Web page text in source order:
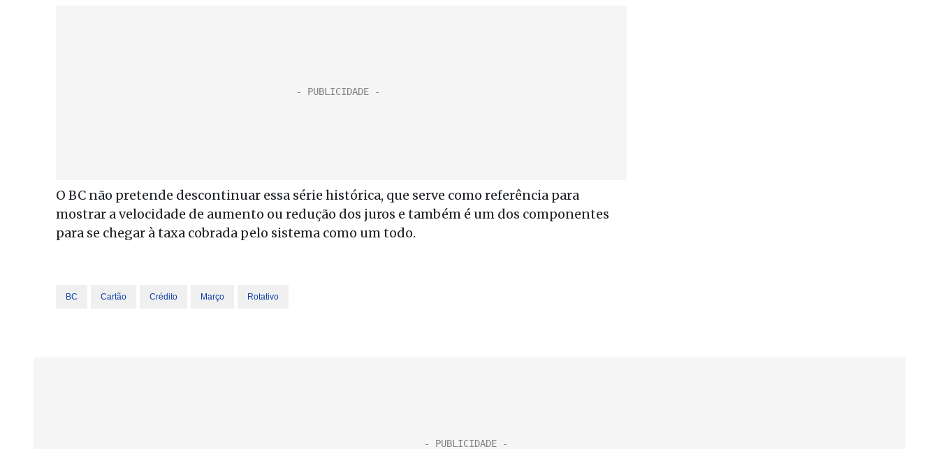
O BC não pretende descontinuar essa série histórica, que serve como referência para
mostrar a velocidade de aumento ou redução dos juros e também é um dos componentes
para se chegar à taxa cobrada pelo sistema como um todo.
BC Cartão Crédito Março Rotativo